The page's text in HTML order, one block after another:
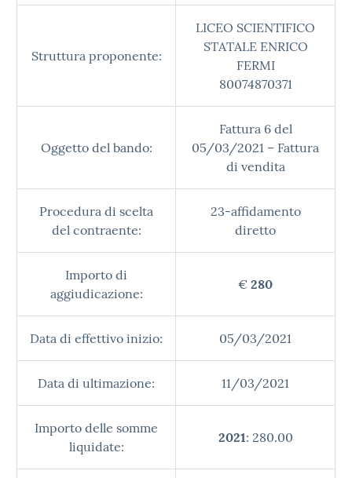
Struttura proponente:
LICEO SCIENTIFICO
STATALE ENRICO
FERMI
80074870371
Oggetto del bando:
Fattura 6 del
05/03/2021 – Fattura
di vendita
Procedura di scelta
del contraente:
23-affidamento
diretto
Importo di
aggiudicazione:
€ 280
Data di effettivo inizio: 05/03/2021
Data di ultimazione: 11/03/2021
Importo delle somme
liquidate:
2021: 280.00